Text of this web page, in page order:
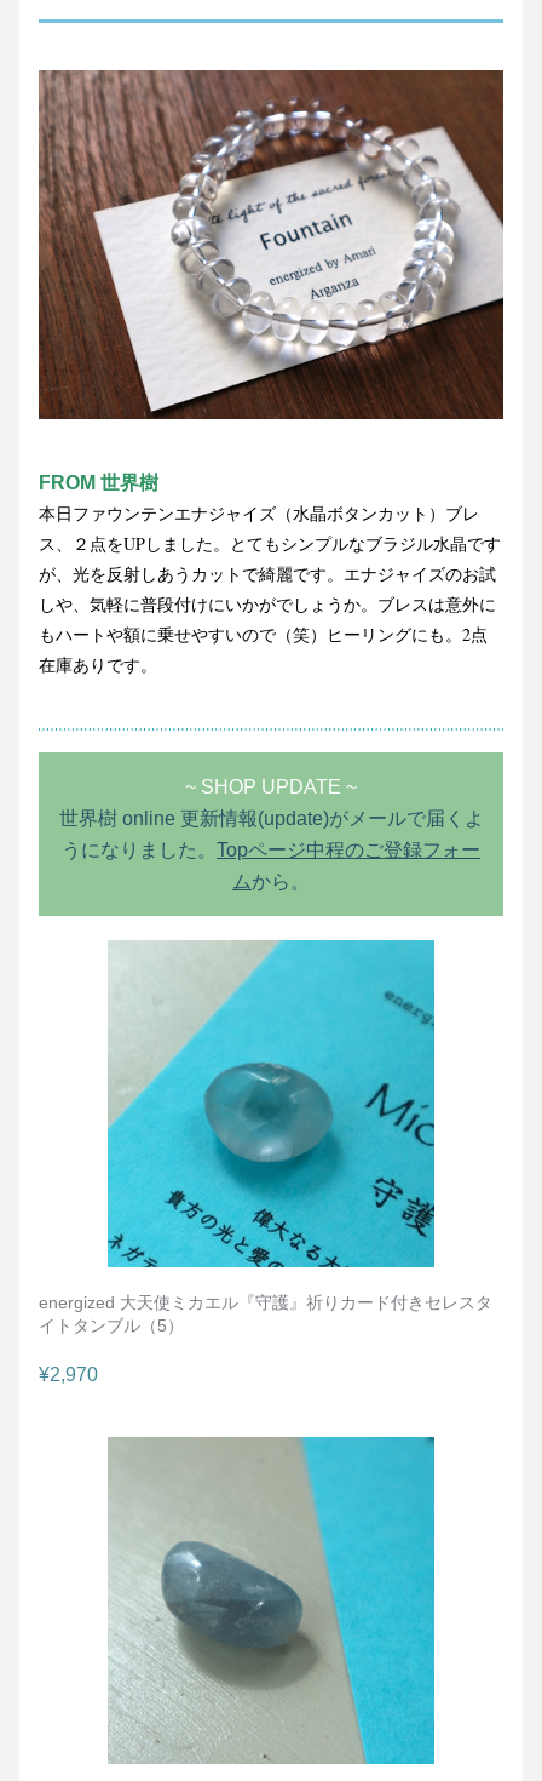
FROM 世界樹
本日ファウンテンエナジャイズ（水晶ボタンカット）ブレ
ス、２点をUPしました。とてもシンプルなブラジル水晶です
が、光を反射しあうカットで綺麗です。エナジャイズのお試
しや、気軽に普段付けにいかがでしょうか。ブレスは意外に
もハートや額に乗せやすいので（笑）ヒーリングにも。2点
在庫ありです。
~ SHOP UPDATE ~
世界樹 online 更新情報(update)がメールで届くよ
うになりました。 Topページ中程のご登録フォー
ムから。
energized 大天使ミカエル『守護』祈りカード付きセレスタ
イトタンブル（5）
¥2,970